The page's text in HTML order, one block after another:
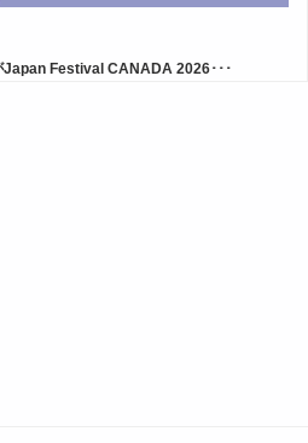
Japan Festival CANADA 2026･･･